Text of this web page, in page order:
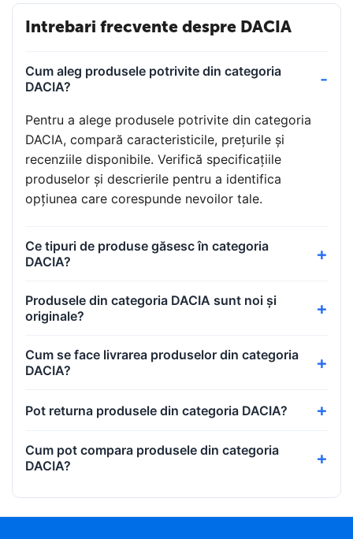
Intrebari frecvente despre DACIA
Cum aleg produsele potrivite din categoria
DACIA?
Pentru a alege produsele potrivite din categoria
DACIA, compară caracteristicile, prețurile și
recenziile disponibile. Verifică specificațiile
produselor și descrierile pentru a identifica
opțiunea care corespunde nevoilor tale.
Ce tipuri de produse găsesc în categoria
DACIA?
Produsele din categoria DACIA sunt noi și
originale?
Cum se face livrarea produselor din categoria
DACIA?
Pot returna produsele din categoria DACIA?
Cum pot compara produsele din categoria
DACIA?